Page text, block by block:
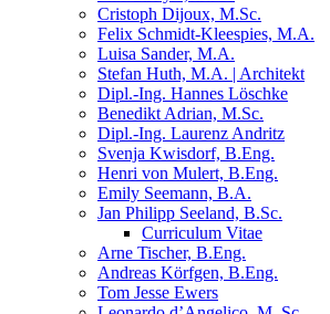
Cristoph Dijoux, M.Sc.
Felix Schmidt-Kleespies, M.A.
Luisa Sander, M.A.
Stefan Huth, M.A. | Architekt
Dipl.-Ing. Hannes Löschke
Benedikt Adrian, M.Sc.
Dipl.-Ing. Laurenz Andritz
Svenja Kwisdorf, B.Eng.
Henri von Mulert, B.Eng.
Emily Seemann, B.A.
Jan Philipp Seeland, B.Sc.
Curriculum Vitae
Arne Tischer, B.Eng.
Andreas Körfgen, B.Eng.
Tom Jesse Ewers